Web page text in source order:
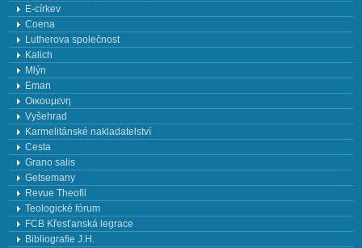
E-církev
Coena
Lutherova společnost
Kalich
Mlýn
Eman
Οικουμενη
Vyšehrad
Karmelitánské nakladatelství
Cesta
Grano salis
Getsemany
Revue Theofil
Teologické fórum
FCB Křesťanská legrace
Bibliografie J.H.